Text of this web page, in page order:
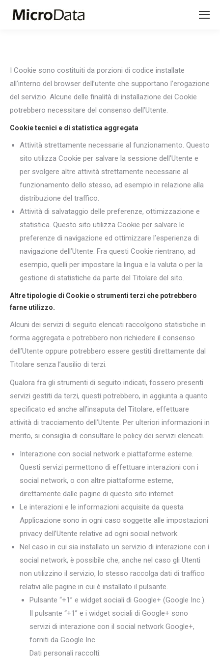
Search:
I Cookie sono costituiti da porzioni di codice installate
all’interno del browser dell’utente che supportano l’erogazione
del servizio. Alcune delle finalità di installazione dei Cookie
potrebbero necessitare del consenso dell’Utente.
Cookie tecnici e di statistica aggregata
Attività strettamente necessarie al funzionamento. Questo
sito utilizza Cookie per salvare la sessione dell’Utente e
per svolgere altre attività strettamente necessarie al
funzionamento dello stesso, ad esempio in relazione alla
distribuzione del traffico.
Attività di salvataggio delle preferenze, ottimizzazione e
statistica. Questo sito utilizza Cookie per salvare le
preferenze di navigazione ed ottimizzare l’esperienza di
navigazione dell’Utente. Fra questi Cookie rientrano, ad
esempio, quelli per impostare la lingua e la valuta o per la
gestione di statistiche da parte del Titolare del sito.
Altre tipologie di Cookie o strumenti terzi che potrebbero
farne utilizzo.
Alcuni dei servizi di seguito elencati raccolgono statistiche in
forma aggregata e potrebbero non richiedere il consenso
dell’Utente oppure potrebbero essere gestiti direttamente dal
Titolare senza l’ausilio di terzi.
Qualora fra gli strumenti di seguito indicati, fossero presenti
servizi gestiti da terzi, questi potrebbero, in aggiunta a quanto
specificato ed anche all’insaputa del Titolare, effettuare
attività di tracciamento dell’Utente. Per ulteriori informazioni in
merito, si consiglia di consultare le policy dei servizi elencati.
Interazione con social network e piattaforme esterne.
Questi servizi permettono di effettuare interazioni con i
social network, o con altre piattaforme esterne,
direttamente dalle pagine di questo sito internet.
Le interazioni e le informazioni acquisite da questa
Applicazione sono in ogni caso soggette alle impostazioni
privacy dell’Utente relative ad ogni social network.
Nel caso in cui sia installato un servizio di interazione con i
social network, è possibile che, anche nel caso gli Utenti
non utilizzino il servizio, lo stesso raccolga dati di traffico
relativi alle pagine in cui è installato il pulsante.
Pulsante “+1” e widget sociali di Google+ (Google Inc.).
Il pulsante “+1” e i widget sociali di Google+ sono
servizi di interazione con il social network Google+,
forniti da Google Inc.
Dati personali raccolti: